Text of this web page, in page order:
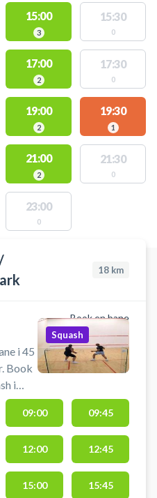
15:00
3
15:30
0
17:00
2
17:30
0
19:00
2
19:30
1
21:00
2
21:30
0
23:00
0
18 km
Book en bane
i 45
Book
i
Squash
09:00 09:45
12:00 12:45
15:00 15:45